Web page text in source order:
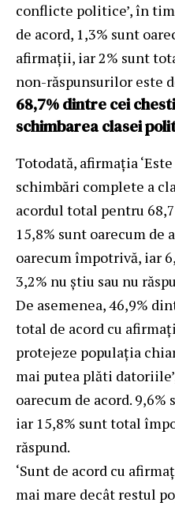
conflicte politice’, în
de acord, 1,3% sunt
afirmații, iar 2% sunt
non-răspunsurilor este
68,7% dintre cei
schimbarea clasei
Totodată, afirmația
schimbări complete a
acordul total pentru
15,8% sunt oarecum de
oarecum împotrivă, iar
3,2% nu știu sau nu
De asemenea, 46,9%
total de acord cu
protejeze populația
mai putea plăti
oarecum de acord.
iar 15,8% sunt total
răspund.
‘Sunt de acord cu
mai mare decât restul